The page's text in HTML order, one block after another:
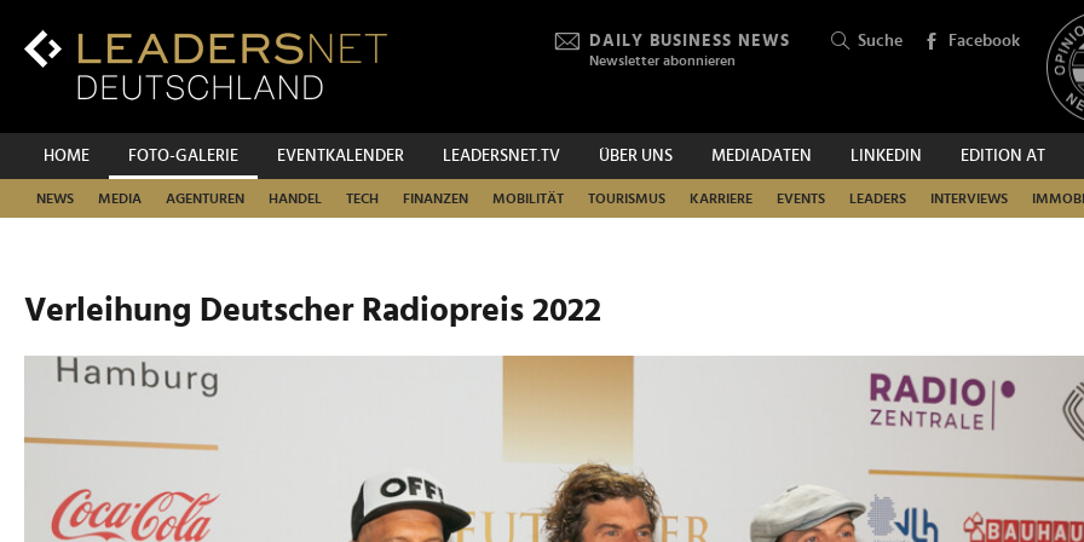
Inhalt
Hauptnavigation
DAILY BUSINESS NEWS
Newsletter abonnieren
Suche Facebook
HOME FOTO-GALERIE EVENTKALENDER LEADERSNET.TV ÜBER UNS MEDIADATEN LINKEDIN EDITION AT
NEWS MEDIA AGENTUREN HANDEL TECH FINANZEN MOBILITÄT TOURISMUS KARRIERE EVENTS LEADERS INTERVIEWS
SUCHEN
Verleihung Deutscher Radiopreis 2022